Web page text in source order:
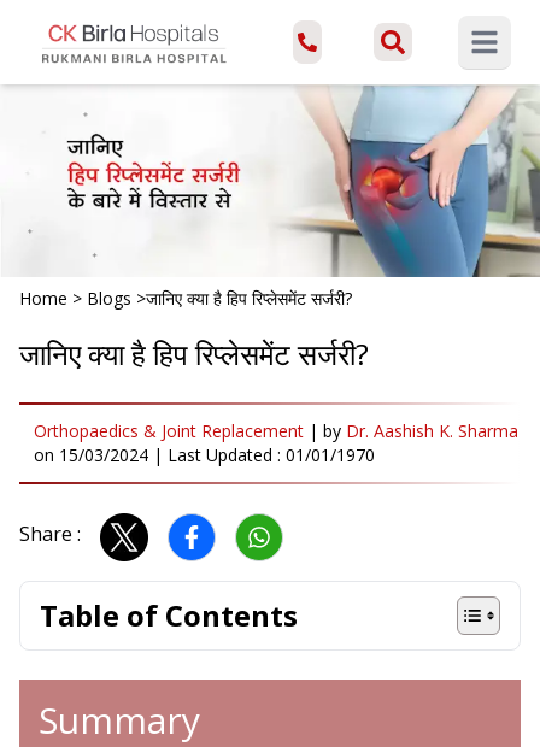
Open
Home > Blogs >जानिए क्या है हिप रिप्लेसमेंट सर्जरी?
जानिए क्या है हिप रिप्लेसमेंट सर्जरी?
Orthopaedics & Joint Replacement | by Dr. Aashish K. Sharma
on 15/03/2024 | Last Updated : 01/01/1970
Share :
Table of Contents
Summary